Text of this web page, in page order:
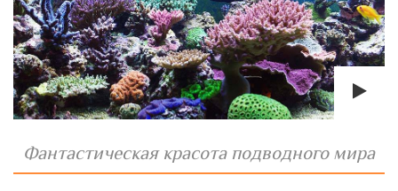
Фантастическая красота подводного мира